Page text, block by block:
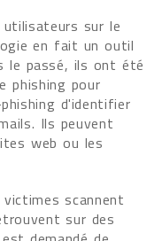
utilisateurs sur le
en fait un outil
le passé, ils ont été
phishing pour
d'identifier
Ils peuvent
web ou les
scannent
sur des